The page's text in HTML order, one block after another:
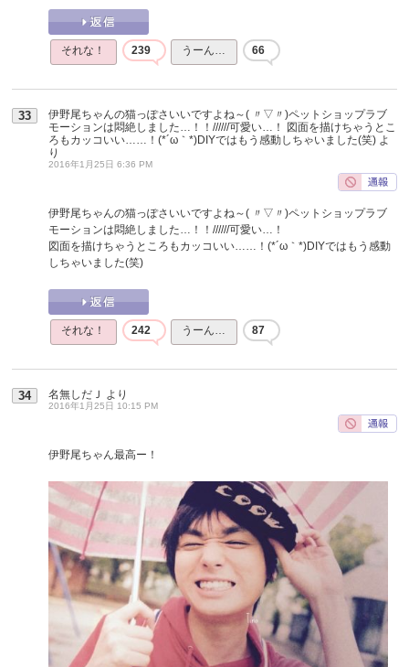
それな！ 239 うーん… 66
33
伊野尾ちゃんの猫っぽさいいですよね～( 〃▽〃)ペットショップラブ
モーションは悶絶しました…！！//////可愛い…！ 図面を描けちゃうとこ
ろもカッコいい……！(*´ω｀*)DIYではもう感動しちゃいました(笑) よ
り
2016年1月25日 6:36 PM
伊野尾ちゃんの猫っぽさいいですよね～( 〃▽〃)ペットショップラブ
モーションは悶絶しました…！！//////可愛い…！
図面を描けちゃうところもカッコいい……！(*´ω｀*)DIYではもう感動
しちゃいました(笑)
それな！ 242 うーん… 87
34 名無しだＪ より
2016年1月25日 10:15 PM
伊野尾ちゃん最高ー！